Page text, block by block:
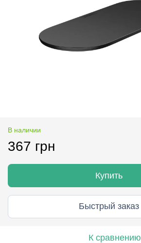
В наличии
367 грн
Купить
Быстрый заказ
К сравнению